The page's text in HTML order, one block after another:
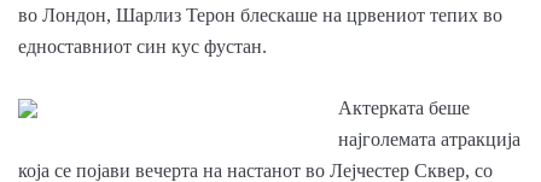
во Лондон, Шарлиз Терон блескаше на црвениот тепих во
едноставниот син кус фустан.
Актерката беше
најголемата атракција
која се појави вечерта на настанот во Лејчестер Сквер, со